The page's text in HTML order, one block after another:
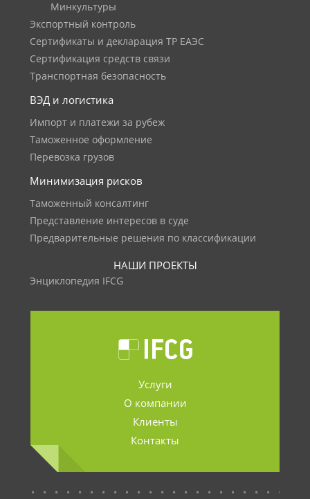
Минкультуры
Экспортный контроль
Сертификаты и декларация ТР ЕАЭС
Сертификация средств связи
Транспортная безопасность
ВЭД и логистика
Импорт и платежи за рубеж
Таможенное оформление
Перевозка грузов
Минимизация рисков
Таможенный консалтинг
Представление интересов в суде
Предварительные решения по классификации
НАШИ ПРОЕКТЫ
Энциклопедия IFCG
Услуги
О компании
Клиенты
Контакты